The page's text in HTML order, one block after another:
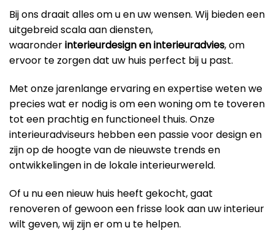
Bij ons draait alles om u en uw wensen. Wij bieden een
uitgebreid scala aan diensten,
waaronderinterieurdesign en interieuradvies, om
ervoor te zorgen dat uw huis perfect bij u past.
Met onze jarenlange ervaring en expertise weten we
precies wat er nodig is om een woning om te toveren
tot een prachtig en functioneel thuis. Onze
interieuradviseurs hebben een passie voor design en
zijn op de hoogte van de nieuwste trends en
ontwikkelingen in de lokale interieurwereld.
Of u nu een nieuw huis heeft gekocht, gaat
renoveren of gewoon een frisse look aan uw interieur
wilt geven, wij zijn er om u te helpen.